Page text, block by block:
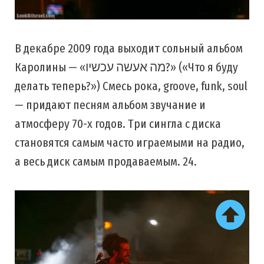
В декабре 2009 года выходит сольный альбом
Каролины — «מה אעשה עכשיו?» («Что я буду
делать теперь?») Смесь рока, groove, funk, soul
— придают песням альбом звучание и
атмосферу 70-х годов. Три сингла с диска
становятся самым часто играемыми на радио,
а весь диск самым продаваемым. 24.